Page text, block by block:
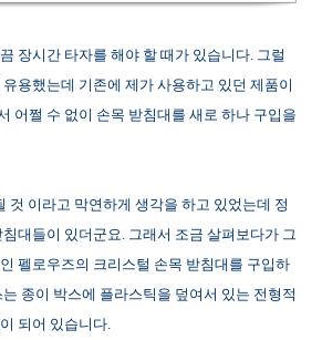
장시간 타자를 해야 할 때가 있습니다. 그럴
용했는데 기존에 제가 사용하고 있던 제품이
어쩔 수 없이 손목 받침대를 새로 하나 구입을
것 이라고 막연하게 생각을 하고 있었는데 정
대들이 있더군요. 그래서 조금 살펴보다가 그
펠로우즈의 크리스털 손목 받침대를 구입하
종이 박스에 플라스틱을 덮여서 있는 전형적
되어 있습니다.